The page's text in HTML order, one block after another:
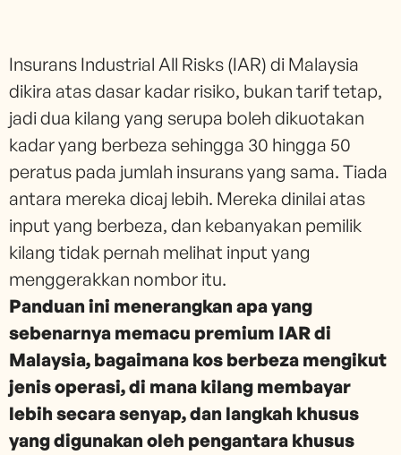
Insurans Industrial All Risks (IAR) di Malaysia
dikira atas dasar kadar risiko, bukan tarif tetap,
jadi dua kilang yang serupa boleh dikuotakan
kadar yang berbeza sehingga 30 hingga 50
peratus pada jumlah insurans yang sama. Tiada
antara mereka dicaj lebih. Mereka dinilai atas
input yang berbeza, dan kebanyakan pemilik
kilang tidak pernah melihat input yang
menggerakkan nombor itu.
Panduan ini menerangkan apa yang
sebenarnya memacu premium IAR di
Malaysia, bagaimana kos berbeza mengikut
jenis operasi, di mana kilang membayar
lebih secara senyap, dan langkah khusus
yang digunakan oleh pengantara khusus